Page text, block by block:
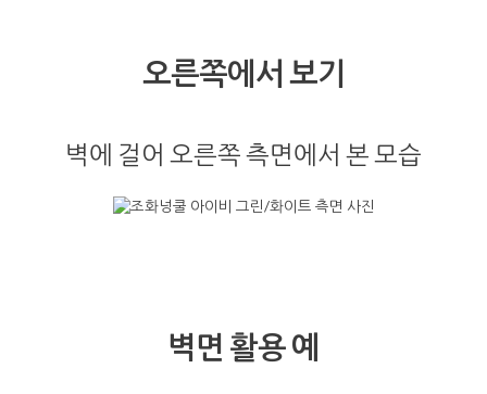
오른쪽에서 보기
벽에 걸어 오른쪽 측면에서 본 모습
벽면 활용 예